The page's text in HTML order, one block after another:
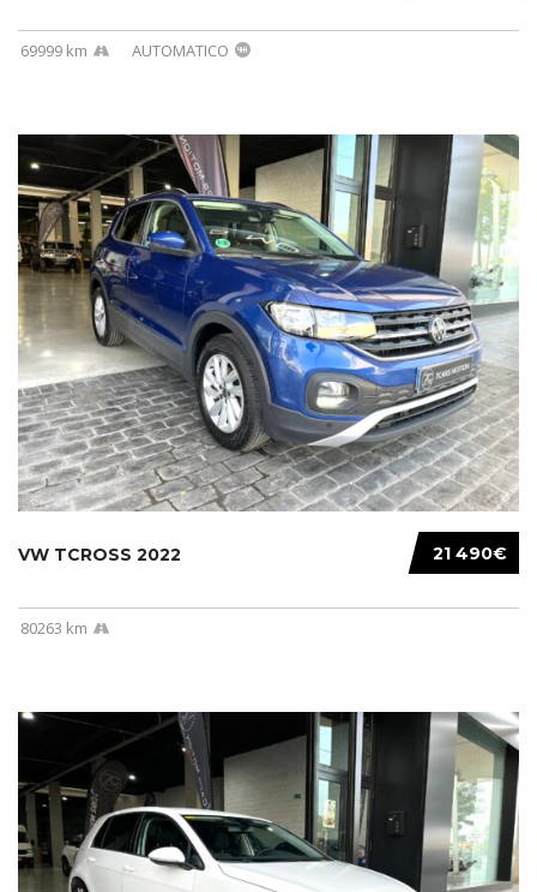
69999 km AUTOMATICO
21 490€
VW TCROSS 2022
80263 km